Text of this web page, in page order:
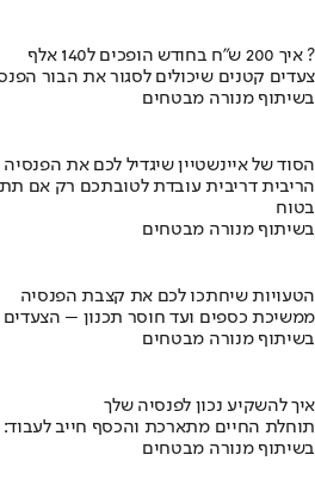
איך 200 ש"ח בחודש הופכים ל140 אלף ?
צעדים קטנים שיכולים לסגור את הבור
בשיתוף מנורה מבטחים
הסוד של איינשטיין שיגדיל לכם את הפנסיה
הריבית דריבית עובדת לטובתכם רק אם
בטוח
בשיתוף מנורה מבטחים
הטעויות שיחתכו לכם את קצבת הפנסיה
ממשיכת כספים ועד חוסר תכנון –
בשיתוף מנורה מבטחים
איך להשקיע נכון לפנסיה שלך
תוחלת החיים מתארכת והכסף חייב לעבוד:
בשיתוף מנורה מבטחים